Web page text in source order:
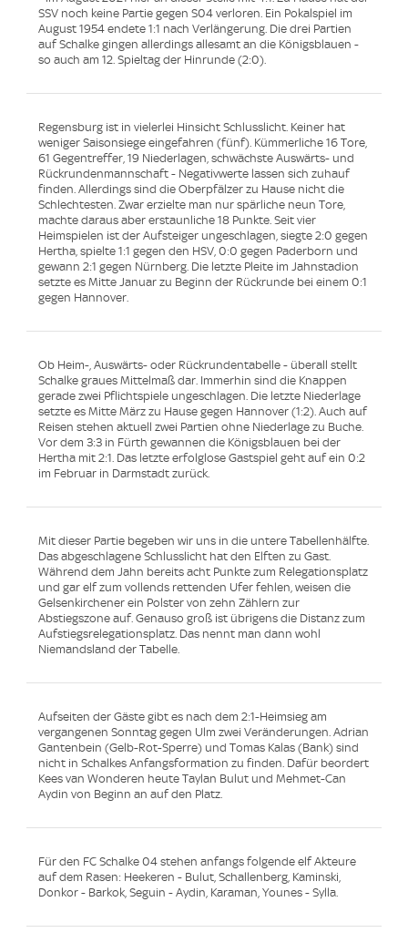
SSV noch keine Partie gegen S04 verloren. Ein Pokalspiel im
August 1954 endete 1:1 nach Verlängerung. Die drei Partien
auf Schalke gingen allerdings allesamt an die Königsblauen -
so auch am 12. Spieltag der Hinrunde (2:0).
Regensburg ist in vielerlei Hinsicht Schlusslicht. Keiner hat
weniger Saisonsiege eingefahren (fünf). Kümmerliche 16 Tore,
61 Gegentreffer, 19 Niederlagen, schwächste Auswärts- und
Rückrundenmannschaft - Negativwerte lassen sich zuhauf
finden. Allerdings sind die Oberpfälzer zu Hause nicht die
Schlechtesten. Zwar erzielte man nur spärliche neun Tore,
machte daraus aber erstaunliche 18 Punkte. Seit vier
Heimspielen ist der Aufsteiger ungeschlagen, siegte 2:0 gegen
Hertha, spielte 1:1 gegen den HSV, 0:0 gegen Paderborn und
gewann 2:1 gegen Nürnberg. Die letzte Pleite im Jahnstadion
setzte es Mitte Januar zu Beginn der Rückrunde bei einem 0:1
gegen Hannover.
Ob Heim-, Auswärts- oder Rückrundentabelle - überall stellt
Schalke graues Mittelmaß dar. Immerhin sind die Knappen
gerade zwei Pflichtspiele ungeschlagen. Die letzte Niederlage
setzte es Mitte März zu Hause gegen Hannover (1:2). Auch auf
Reisen stehen aktuell zwei Partien ohne Niederlage zu Buche.
Vor dem 3:3 in Fürth gewannen die Königsblauen bei der
Hertha mit 2:1. Das letzte erfolglose Gastspiel geht auf ein 0:2
im Februar in Darmstadt zurück.
Mit dieser Partie begeben wir uns in die untere Tabellenhälfte.
Das abgeschlagene Schlusslicht hat den Elften zu Gast.
Während dem Jahn bereits acht Punkte zum Relegationsplatz
und gar elf zum vollends rettenden Ufer fehlen, weisen die
Gelsenkirchener ein Polster von zehn Zählern zur
Abstiegszone auf. Genauso groß ist übrigens die Distanz zum
Aufstiegsrelegationsplatz. Das nennt man dann wohl
Niemandsland der Tabelle.
Aufseiten der Gäste gibt es nach dem 2:1-Heimsieg am
vergangenen Sonntag gegen Ulm zwei Veränderungen. Adrian
Gantenbein (Gelb-Rot-Sperre) und Tomas Kalas (Bank) sind
nicht in Schalkes Anfangsformation zu finden. Dafür beordert
Kees van Wonderen heute Taylan Bulut und Mehmet-Can
Aydin von Beginn an auf den Platz.
Für den FC Schalke 04 stehen anfangs folgende elf Akteure
auf dem Rasen: Heekeren - Bulut, Schallenberg, Kaminski,
Donkor - Barkok, Seguin - Aydin, Karaman, Younes - Sylla.